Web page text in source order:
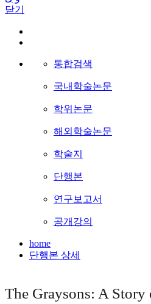
닫기
통합검색
국내학술논문
학위논문
해외학술논문
학술지
단행본
연구보고서
공개강의
home
단행본 상세
The Graysons: A